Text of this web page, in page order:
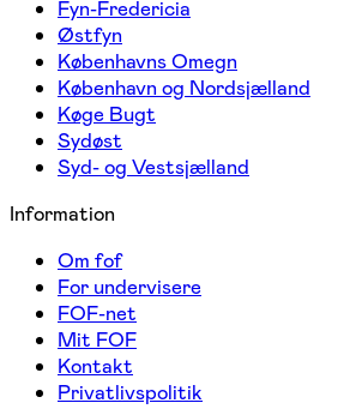
Fyn-Fredericia
Østfyn
Københavns Omegn
København og Nordsjælland
Køge Bugt
Sydøst
Syd- og Vestsjælland
Information
Om fof
For undervisere
FOF-net
Mit FOF
Kontakt
Privatlivspolitik